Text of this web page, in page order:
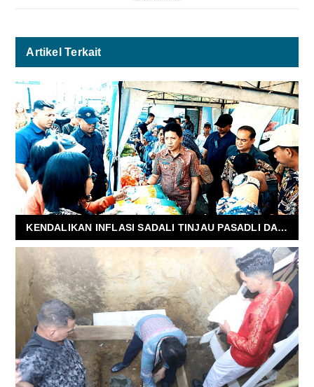
Artikel Terkait
KENDALIKAN INFLASI SADALI TINJAU PASADLI DAN PASAR MARDIKA BARU